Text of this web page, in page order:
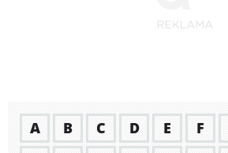
A B C D E F